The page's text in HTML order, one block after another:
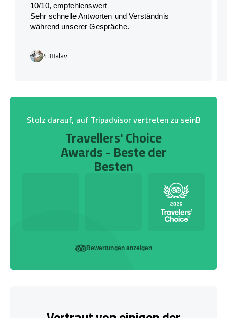
10/10, empfehlenswert
Sehr schnelle Antworten und Verständnis
während unserer Gespräche.
438alav
Stolz darauf, auf Tripadvisor vertreten zu seinB
Travellers' Choice
Awards - Beste der
Besten
Bewertungen anzeigen